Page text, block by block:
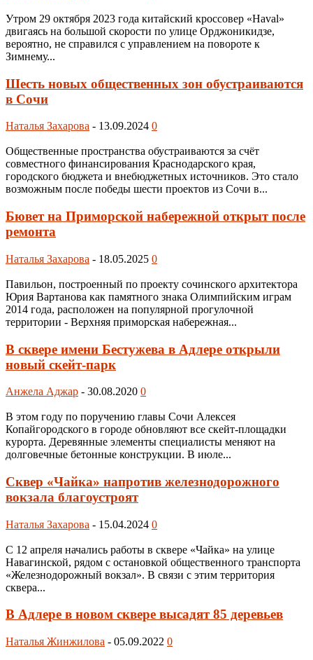
Утром 29 октября 2023 года китайский кроссовер «Haval»
двигаясь на большой скорости по улице Орджоникидзе,
вероятно, не справился с управлением на повороте к
Зимнему...
Шесть новых общественных зон обустраиваются
в Сочи
Наталья Захарова - 13.09.2024 0
Общественные пространства обустраиваются за счёт
совместного финансирования Краснодарского края,
городского бюджета и внебюджетных источников. Это стало
возможным после победы шести проектов из Сочи в...
Бювет на Приморской набережной открыт после
ремонта
Наталья Захарова - 18.05.2025 0
Павильон, построенный по проекту сочинского архитектора
Юрия Вартанова как памятного знака Олимпийским играм
2014 года, расположен на популярной прогулочной
территории - Верхняя приморская набережная...
В сквере имени Бестужева в Адлере открыли
новый скейт-парк
Анжела Аджар - 30.08.2020 0
В этом году по поручению главы Сочи Алексея
Копайгородского в городе обновляют все скейт-площадки
курорта. Деревянные элементы специалисты меняют на
долговечные бетонные конструкции. В июле...
Сквер «Чайка» напротив железнодорожного
вокзала благоустроят
Наталья Захарова - 15.04.2024 0
С 12 апреля начались работы в сквере «Чайка» на улице
Навагинской, рядом с остановкой общественного транспорта
«Железнодорожный вокзал». В связи с этим территория
сквера...
В Адлере в новом сквере высадят 85 деревьев
Наталья Жинжилова - 05.09.2022 0